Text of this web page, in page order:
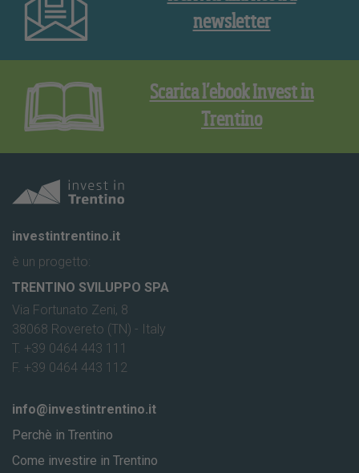
newsletter
Scarica l’ebook Invest in
Trentino
investintrentino.it
è un progetto:
TRENTINO SVILUPPO SPA
Via Fortunato Zeni, 8
38068 Rovereto (TN) - Italy
T. +39 0464 443 111
F. +39 0464 443 112
info@investintrentino.it
Perchè in Trentino
Come investire in Trentino